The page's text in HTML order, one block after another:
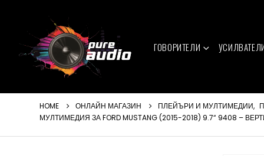
ГОВОРИТЕЛИ
HOME ОНЛАЙН МАГАЗИН ПЛЕЙЪРИ И МУЛТИМЕДИИ,
МУЛТИМЕДИЯ ЗА FORD MUSTANG (2015-2018) 9.7“ 9408 –